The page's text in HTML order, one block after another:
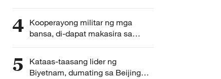
Tsina
4 Kooperayong militar ng mga
bansa, di-dapat makasira sa
rehiyonal na katatagan at
5
Kataas-taasang lider ng
Biyetnam, dumating sa Beijing